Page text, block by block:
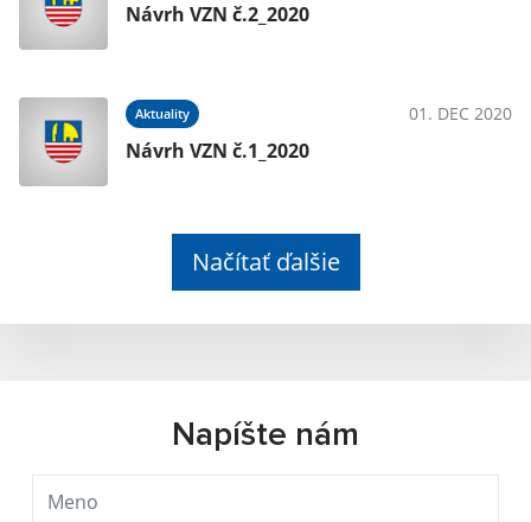
Návrh VZN č.2_2020
Aktuality 01. DEC 2020
Návrh VZN č.1_2020
Načítať ďalšie
Napíšte nám